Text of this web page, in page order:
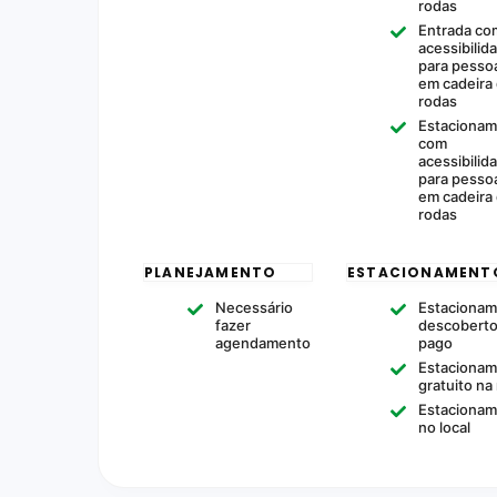
rodas
Entrada
para
em cadeira
rodas
com
para
em cadeira
rodas
PLANEJAMENTO
Necessário
fazer
agendamento
descoberto
pago
gratuito na
no local